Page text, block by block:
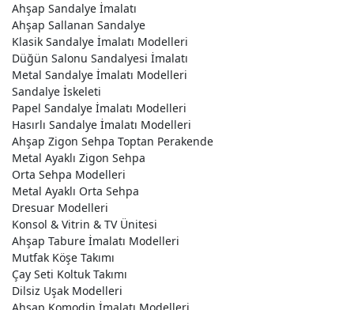
Ahşap Sandalye İmalatı
Ahşap Sallanan Sandalye
Klasik Sandalye İmalatı Modelleri
Düğün Salonu Sandalyesi İmalatı
Metal Sandalye İmalatı Modelleri
Sandalye İskeleti
Papel Sandalye İmalatı Modelleri
Hasırlı Sandalye İmalatı Modelleri
Ahşap Zigon Sehpa Toptan Perakende
Metal Ayaklı Zigon Sehpa
Orta Sehpa Modelleri
Metal Ayaklı Orta Sehpa
Dresuar Modelleri
Konsol & Vitrin & TV Ünitesi
Ahşap Tabure İmalatı Modelleri
Mutfak Köşe Takımı
Çay Seti Koltuk Takımı
Dilsiz Uşak Modelleri